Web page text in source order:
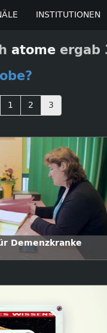
INSTITUTIONEN
atome ergab
1 2 3
Demenzkranke